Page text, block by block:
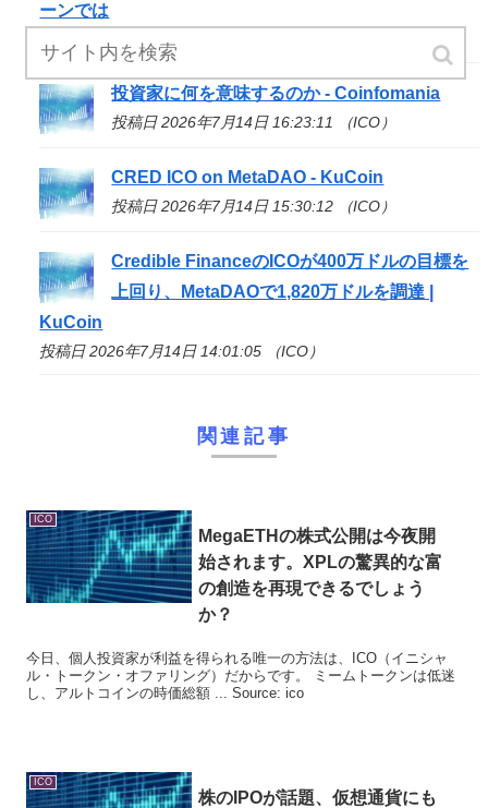
ーンでは
投稿日 2026年7月14日 18:02:05 （ICO）
投資家に何を意味するのか - Coinfomania
投稿日 2026年7月14日 16:23:11 （ICO）
CRED ICO on MetaDAO - KuCoin
投稿日 2026年7月14日 15:30:12 （ICO）
Credible Financeの ICOが400万ドルの目標を
上回り、MetaDAOで1,820万ドルを調達 |
KuCoin
投稿日 2026年7月14日 14:01:05 （ICO）
関連記事
ICO
MegaETHの株式公開は今夜開
始されます。XPLの驚異的な富
の創造を再現できるでしょう
か？
今日、個人投資家が利益を得られる唯一の方法は、ICO（イニシャ
ル・トークン・オファリング）だからです。 ミームトークンは低迷
し、アルトコインの時価総額 ... Source: ico
ICO
株のIPOが話題、仮想通貨にも